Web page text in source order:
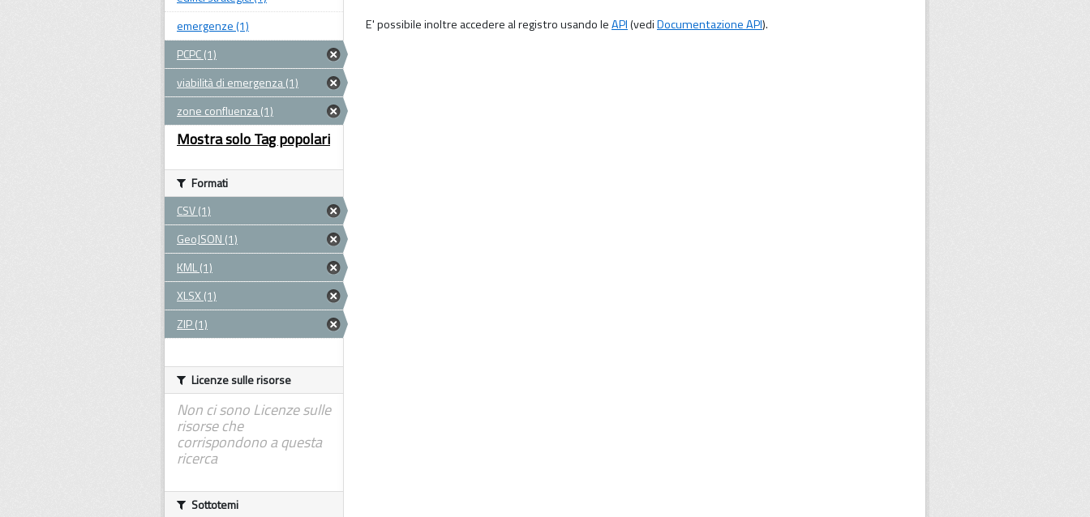
E' possibile inoltre accedere al registro usando leAPI(vediDocumentazione API).
emergenze (1)
PCPC (1)
viabilità di emergenza (1)
zone confluenza (1)
Mostra solo Tag popolari
Formati
CSV (1)
GeoJSON (1)
KML (1)
XLSX (1)
ZIP (1)
Licenze sulle risorse
Non ci sono Licenze sulle
risorse che
corrispondono a questa
ricerca
Sottotemi